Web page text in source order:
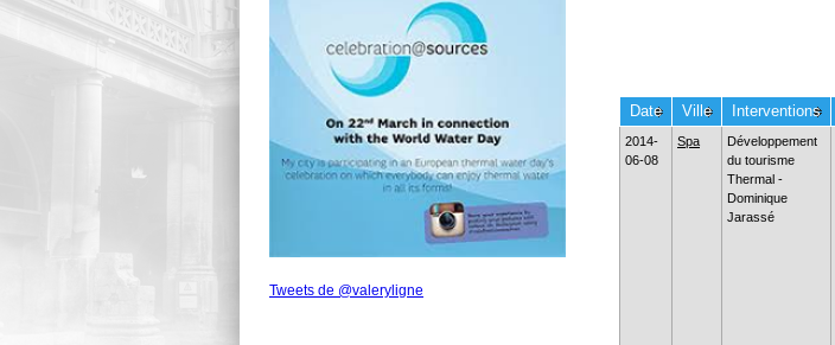
Tweets de @valeryligne
Date Ville Interventions
2014-
06-08
Spa
Développement
du tourisme
Thermal -
Dominique
Jarassé